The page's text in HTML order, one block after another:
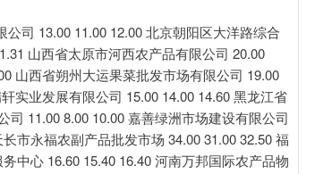
司 13.00 11.00 12.00 北京朝阳区大洋路综合
山西省太原市河西农产品有限公司 20.00
山西省朔州大运果菜批发市场有限公司 19.00
实业发展有限公司 15.00 14.00 14.60 黑龙江省
11.00 8.00 10.00 嘉善绿洲市场建设有限公司
市永福农副产品批发市场 34.00 31.00 32.50 福
中心 16.60 15.40 16.40 河南万邦国际农产品物